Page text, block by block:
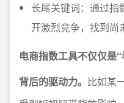
长尾关键词：通过指
开激烈竞争，找到尚
电商指数工具不仅仅是
背后的驱动力。 比如某